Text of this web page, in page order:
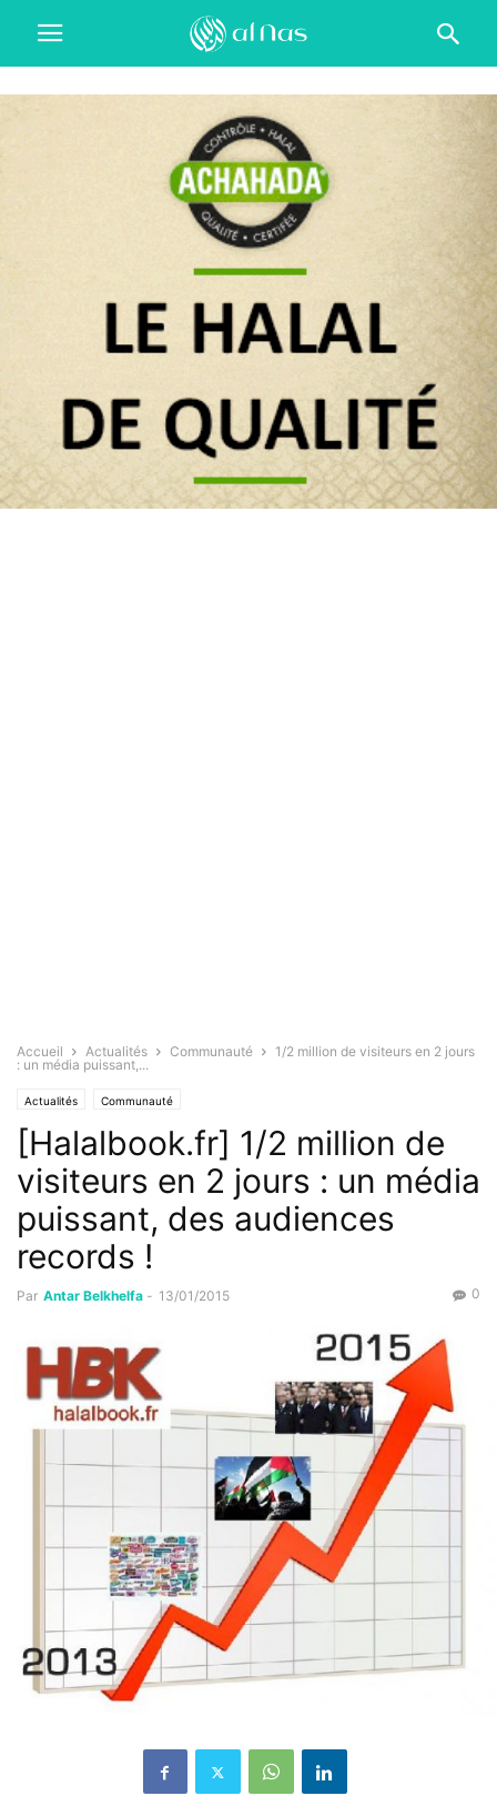
Accueil Actualités Communauté
1/2 million de visiteurs en 2 jours
: un média puissant,...
Actualités Communauté
[Halalbook.fr] 1/2 million de
visiteurs en 2 jours : un média
puissant, des audiences
records !
Par Antar Belkhelfa - 13/01/2015 0